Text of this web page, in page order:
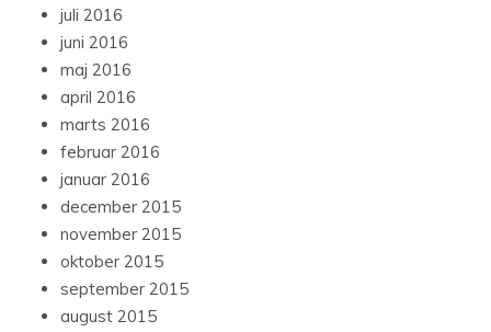
juli 2016
juni 2016
maj 2016
april 2016
marts 2016
februar 2016
januar 2016
december 2015
november 2015
oktober 2015
september 2015
august 2015